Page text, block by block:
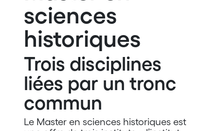
sciences
historiques
Trois disciplines
liées par un tronc
commun
Le Master en sciences historiques est